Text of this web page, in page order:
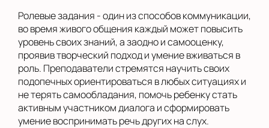
Ролевые задания - один из способов коммуникации,
во время живого общения каждый может повысить
уровень своих знаний, а заодно и самооценку,
проявив творческий подход и умение вживаться в
роль. Преподаватели стремятся научить своих
подопечных ориентироваться в любых ситуациях и
не терять самообладания, помочь ребенку стать
активным участником диалога и сформировать
умение воспринимать речь других на слух.